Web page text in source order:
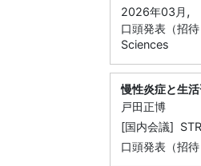
2026年03月 ,
口頭発表（招
Sciences
慢性炎症と生
戸田正博
[国内会議]
口頭発表（招